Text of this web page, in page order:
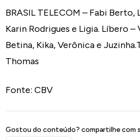
BRASIL TELECOM – Fabi Berto,
Karin Rodrigues e Ligia. Líbero –
Betina, Kika, Verônica e
Thomas
Fonte: CBV
Gostou do conteúdo? compartilhe com